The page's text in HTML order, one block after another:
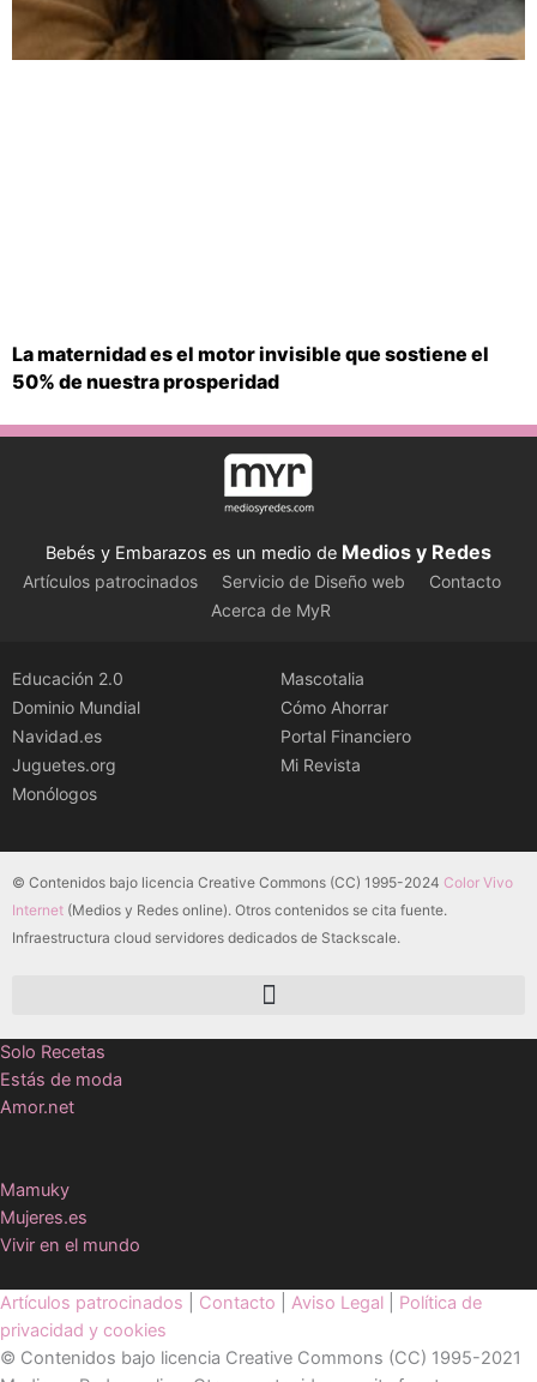
La maternidad es el motor invisible que sostiene el
50% de nuestra prosperidad
Bebés y Embarazos es un medio de Medios y Redes
Artículos patrocinados Servicio de Diseño web
Contacto
Acerca de MyR
Educación 2.0
Dominio Mundial
Navidad.es
Juguetes.org
Monólogos
Mascotalia
Cómo Ahorrar
Portal Financiero
Mi Revista
© Contenidos bajo licencia Creative Commons (CC) 1995-2024 Color Vivo
Internet (Medios y Redes online). Otros contenidos se cita fuente.
Infraestructura cloud servidores dedicados de Stackscale.
Solo Recetas
Estás de moda
Amor.net
Mamuky
Mujeres.es
Vivir en el mundo
Artículos patrocinados Contacto Aviso Legal
Política de
privacidad y cookies
© Contenidos bajo licencia Creative Commons (CC) 1995-2021